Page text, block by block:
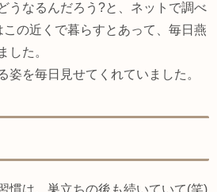
うなるんだろう?と、ネットで調べ
の近くで暮らすとあって、毎日燕
した。
姿を毎日見せてくれていました。
慣は、巣立ちの後も続いていて(笑)